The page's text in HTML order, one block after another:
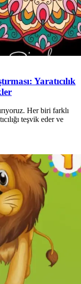
Yaratıcılık
Her biri farklı
teşvik eder ve